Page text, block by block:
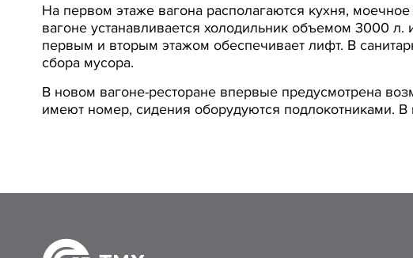
На первом этаже вагона располагаются кухня,
вагоне устанавливается холодильник объемом 3000
первым и вторым этажом обеспечивает лифт. В
сбора мусора.
В новом вагоне-ресторане впервые предусмотрена
имеют номер, сидения оборудуются подлокотниками.